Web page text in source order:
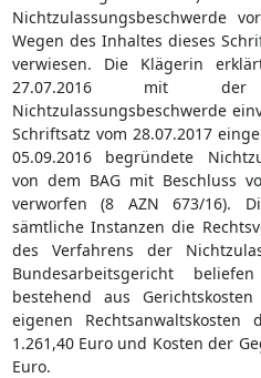
Nichtzulassungsbeschwerde
Wegen des Inhaltes dieses
verwiesen. Die Klägerin
27.07.2016 mit
Nichtzulassungsbeschwerde
Schriftsatz vom 28.07.2017
05.09.2016 begründete
von dem BAG mit Beschluss
verworfen (8 AZN 673/16).
sämtliche Instanzen die
des Verfahrens der
Bundesarbeitsgericht
bestehend aus
eigenen
1.261,40 Euro und Kosten der
Euro.